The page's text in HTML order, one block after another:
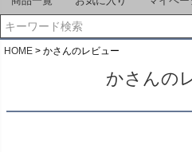
HOME かさんのレビュー
かさんの